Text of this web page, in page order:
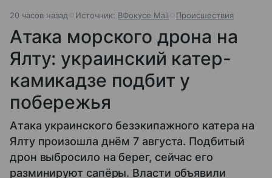
20 часов назад Источник: ВФокусе Mail Происшествия
Атака морского дрона на
Ялту: украинский катер-
камикадзе подбит у
побережья
Атака украинского безэкипажного катера на
Ялту произошла днём 7 августа. Подбитый
дрон выбросило на берег, сейчас его
разминируют сапёры. Власти объявили